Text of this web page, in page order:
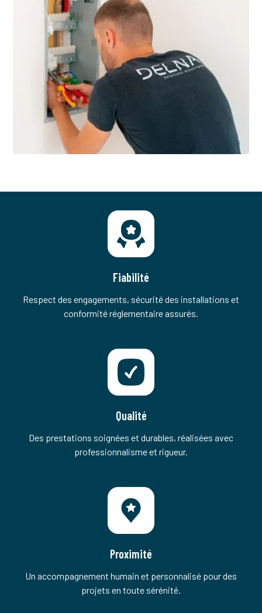
Fiabilité
Respect des engagements, sécurité des installations et
conformité réglementaire assurés.
Qualité
Des prestations soignées et durables, réalisées avec
professionnalisme et rigueur.
Proximité
Un accompagnement humain et personnalisé pour des
projets en toute sérénité.